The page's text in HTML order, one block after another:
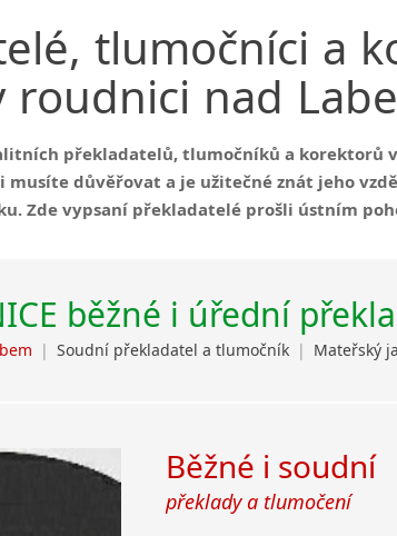
abecedy
Stará Boleslav
Labem
tlumočníci a
roudnici nad
překladatelů, tlumočníků a korektorů
musíte důvěřovat a je užitečné znát jeho
Zde vypsaní překladatelé prošli ústním
běžné i úřední
| Soudní překladatel a tlumočník | Mateřský
Běžné i soudní
překlady a tlumočení